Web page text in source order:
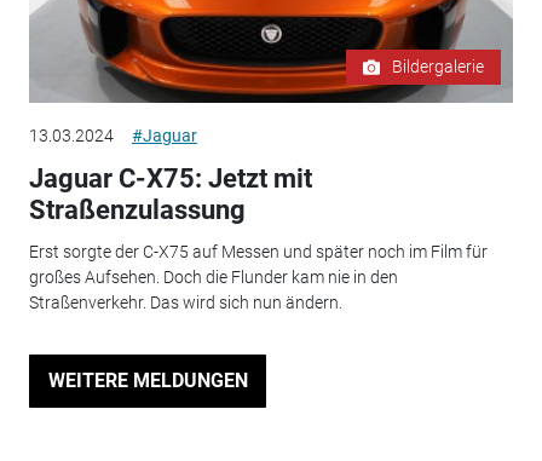
Bildergalerie
13.03.2024 #Jaguar
Jaguar C-X75: Jetzt mit
Straßenzulassung
Erst sorgte der C-X75 auf Messen und später noch im Film für
großes Aufsehen. Doch die Flunder kam nie in den
Straßenverkehr. Das wird sich nun ändern.
WEITERE MELDUNGEN